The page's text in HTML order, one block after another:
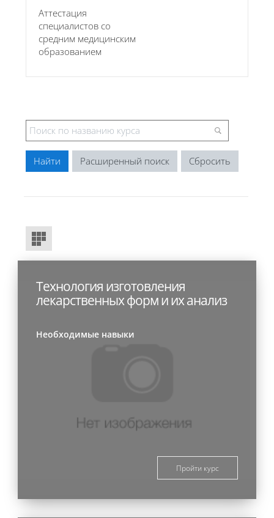
Аттестация
специалистов со
средним медицинским
образованием
Расширенный поиск
Технология изготовления
лекарственных форм и их анализ
Необходимые навыки
Пройти курс